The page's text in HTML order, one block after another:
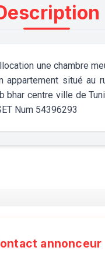
une chambre
appartement situé au
bhar centre ville de
Num 54396293
annonceur